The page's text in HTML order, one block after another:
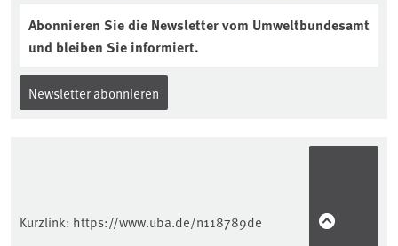
Abonnieren Sie die Newsletter vom Umweltbundesamt
und bleiben Sie informiert.
Newsletter abonnieren
Kurzlink: https://www.uba.de/n118789de